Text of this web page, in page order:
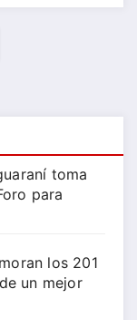
toma
para
los 201
un mejor